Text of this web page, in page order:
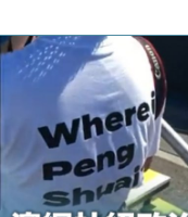
東京半島
13:12
國際｜特朗普
12:30
財經｜香港7
手
11:40
財經｜黑石傳
Google晶片